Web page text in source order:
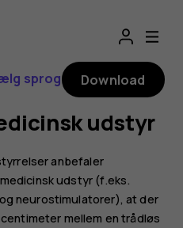
sprog Download
udstyr
anbefaler
udstyr (f.eks.
neurostimulatorer), at der
mellem en trådløs